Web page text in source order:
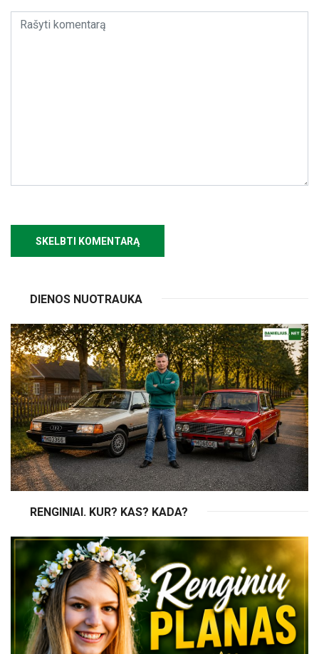
DIENOS NUOTRAUKA
RENGINIAI. KUR? KAS? KADA?